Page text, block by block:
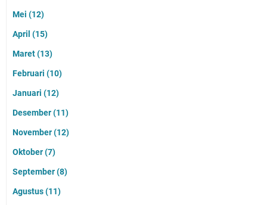
Mei (12)
April (15)
Maret(13)
Februari (10)
Januari (12)
Desember(11)
November(12)
Oktober(7)
September(8)
Agustus(11)